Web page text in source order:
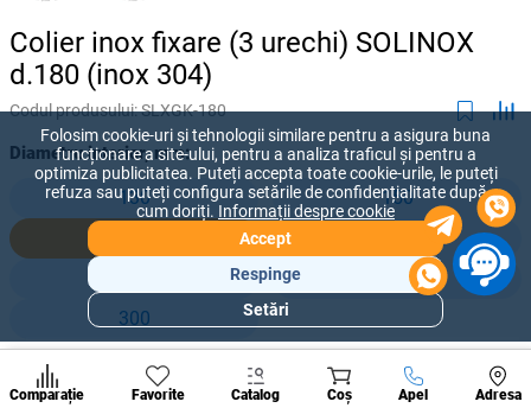
Colier inox fixare (3 urechi) SOLINOX
d.180 (inox 304)
Codul produsului:SLXGK-180
Diametru interior, mm:
130
150
250
300
296 lei
Comparație Favorite Catalog Coș Apel Adresa
A suna
populare
de
Folosim cookie-uri și tehnologii similare pentru a asigura buna
funcționare a site-ului, pentru a analiza traficul și pentru a
optimiza publicitatea. Puteți accepta toate cookie-urile, le puteți
refuza sau puteți configura setările de confidențialitate după
cum doriți. Informații despre cookie
Accept
Respinge
Setări